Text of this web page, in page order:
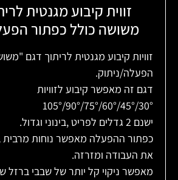
זווית קיבוע מגנטית
משושה כולל כפתור
זוויות קיבוע מגנטית לריתוך דגם
הפעלה/ניתוק.
דגם זה מאפשר קיבוע לזוויות
30°/45°/60°/75°/90°/105°
ישנם 2 גדלים לפריט ,בינוני וגדול.
כפתור ההפעלה מאפשר נוחות מרבית
את העבודה ומזרזה.
מאפשר ניקוי קל יותר של שבבי ברזל